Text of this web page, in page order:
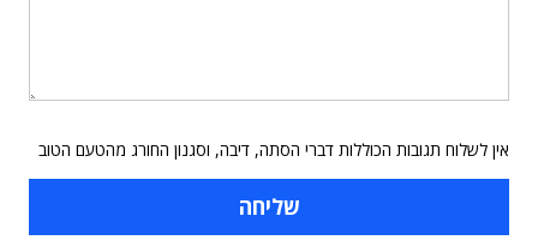
אין לשלוח תגובות הכוללות דברי הסתה, דיבה, וסגנון החורג מהטעם הטוב